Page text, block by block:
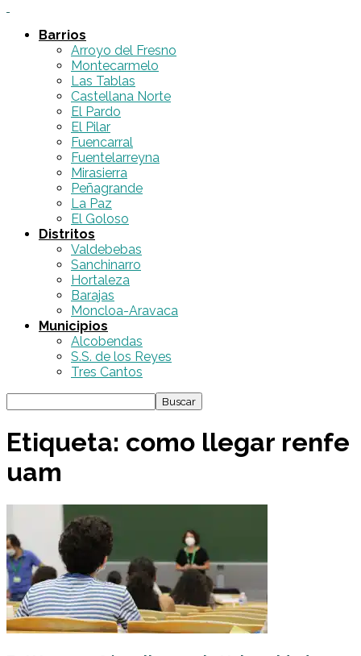
Barrios
Arroyo del Fresno
Montecarmelo
Las Tablas
Castellana Norte
El Pardo
El Pilar
Fuencarral
Fuentelarreyna
Mirasierra
Peñagrande
La Paz
El Goloso
Distritos
Valdebebas
Sanchinarro
Hortaleza
Barajas
Moncloa-Aravaca
Municipios
Alcobendas
S.S. de los Reyes
Tres Cantos
Etiqueta: como llegar renfe
uam